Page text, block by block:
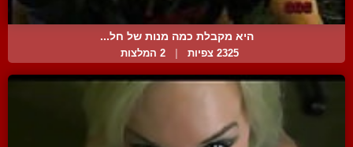
היא מקבלת כמה מנות של חל...
2325 צפיות 2 המלצות